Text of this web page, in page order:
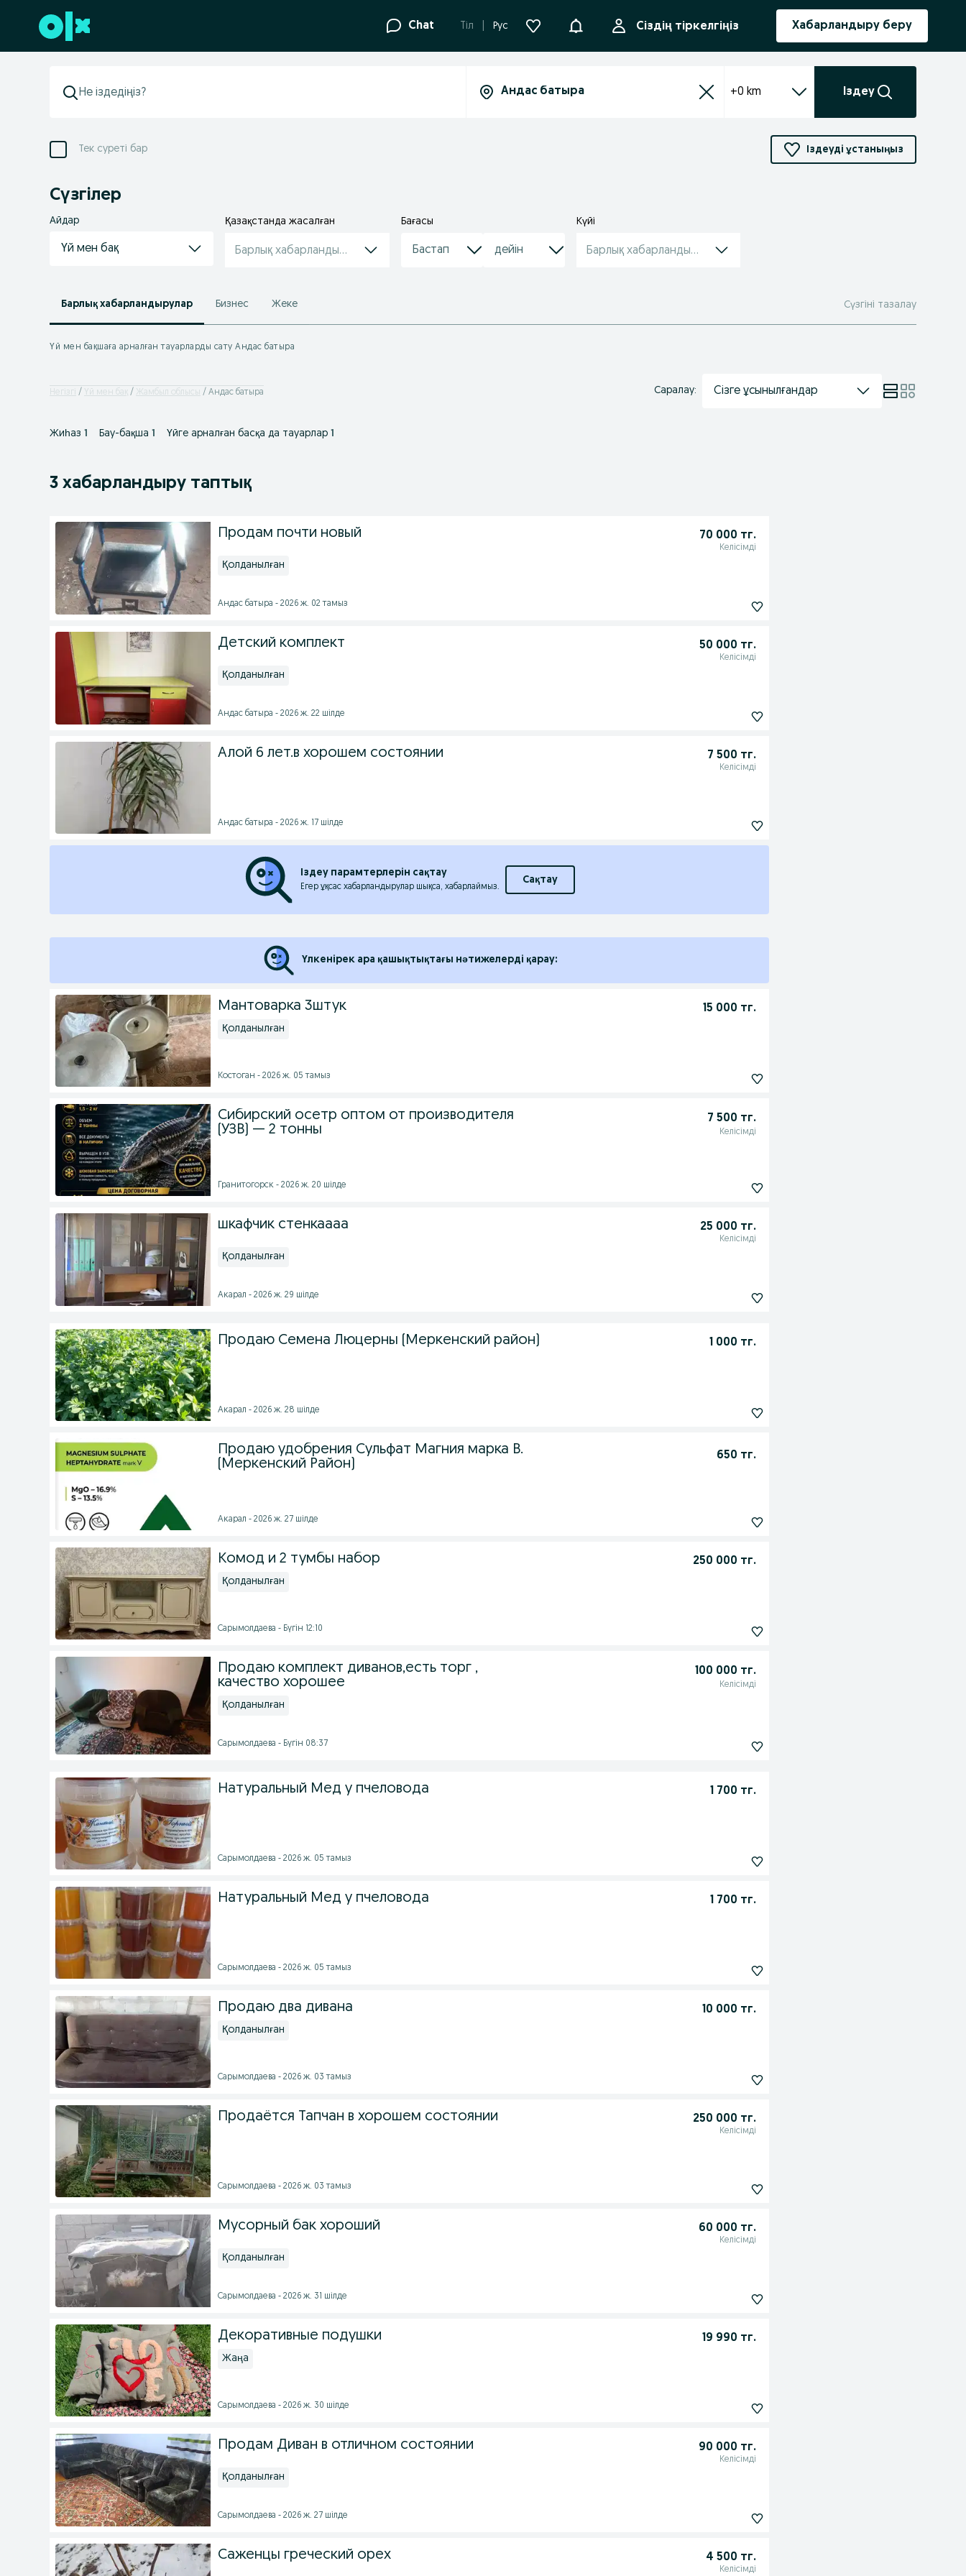
Төменгі деректемеге өту Chat Tіл Рус АқпараттандыруСіздің тіркелгіңіз Хабарландыру беру
+0 km Іздеу
Тек суреті бар Іздеуді ұстаныңыз
Сүзгілер
Айдар
Үй мен бақ
Қазақстанда жасалған
Барлық хабарландырулар
Бағасы Күйі
Барлық хабарландырулар
Барлық хабарландырулар Бизнес Жеке Сүзгіні тазалау
Үй мен бақшаға арналған тауарларды сату Андас батыра
Негізгі Үй мен бақ Жамбыл облысы Андас батыра Саралау: Сізге ұсынылғандар
Жиһаз 1 Бау-бақша 1 Үйге арналған басқа да тауарлар 1
3 хабарландыру таптық
Продам почти новый 70 000 тг.
Келісімді
Қолданылған
Андас батыра - 2026 ж. 02 тамыз
Детский комплект 50 000 тг.
Келісімді
Қолданылған
Андас батыра - 2026 ж. 22 шілде
Алой 6 лет.в хорошем состоянии 7 500 тг.
Келісімді
Андас батыра - 2026 ж. 17 шілде
Іздеу парамтерлерін сақтау
Егер ұқсас хабарландырулар шықса, хабарлаймыз.
Сақтау
Үлкенірек ара қашықтықтағы нәтижелерді қарау:
Мантоварка 3штук 15 000 тг.
Қолданылған
Костоган - 2026 ж. 05 тамыз
Сибирский осетр оптом от производителя
(УЗВ) — 2 тонны
7 500 тг.
Келісімді
Гранитогорск - 2026 ж. 20 шілде
шкафчик стенкаааа 25 000 тг.
Келісімді
Қолданылған
Акарал - 2026 ж. 29 шілде
Продаю Семена Люцерны (Меркенский район) 1 000 тг.
Акарал - 2026 ж. 28 шілде
Продаю удобрения Сульфат Магния марка В.
(Меркенский Район)
650 тг.
Акарал - 2026 ж. 27 шілде
Комод и 2 тумбы набор 250 000 тг.
Қолданылған
Сарымолдаева - Бүгін 12:10
Продаю комплект диванов,есть торг ,
качество хорошее
100 000 тг.
Келісімді
Қолданылған
Сарымолдаева - Бүгін 08:37
Натуральный Мед у пчеловода 1 700 тг.
Сарымолдаева - 2026 ж. 05 тамыз
Натуральный Мед у пчеловода 1 700 тг.
Сарымолдаева - 2026 ж. 05 тамыз
Продаю два дивана 10 000 тг.
Қолданылған
Сарымолдаева - 2026 ж. 03 тамыз
Продаётся Тапчан в хорошем состоянии 250 000 тг.
Келісімді
Сарымолдаева - 2026 ж. 03 тамыз
Мусорный бак хороший 60 000 тг.
Келісімді
Қолданылған
Сарымолдаева - 2026 ж. 31 шілде
Декоративные подушки 19 990 тг.
Жаңа
Сарымолдаева - 2026 ж. 30 шілде
Продам Диван в отличном состоянии 90 000 тг.
Келісімді
Қолданылған
Сарымолдаева - 2026 ж. 27 шілде
Саженцы греческий орех 4 500 тг.
Келісімді